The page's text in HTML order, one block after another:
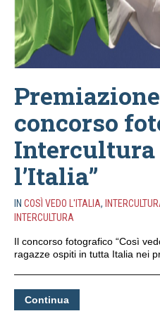
concorso
Intercultura
l’Italia”
IN COSÌ VEDO L'ITALIA,
INTERCULTURA
Il concorso fotografico “Così
ragazze ospiti in tutta Italia nei
Continua